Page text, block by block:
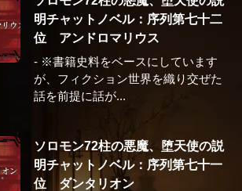
明チャットノベル：序列第七十二
位 アンドロマリウス
- ※書籍史料をベースにしています
が、フィクション世界を織り交ぜた
話を前提に話が...
ソロモン72柱の悪魔、堕天使の説
明チャットノベル：序列第七十一
位 ダンタリオン